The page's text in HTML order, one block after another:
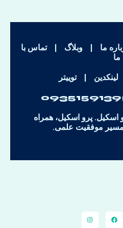
ما وبلاگ
تماس با
ما
لینکدین توییتر
پرو اسکیل. پرو اسکیل، همراه
موفقیت علمی.